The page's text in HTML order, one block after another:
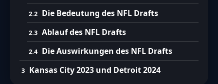
Die Bedeutung des NFL Drafts
Ablauf des NFL Drafts
Die Auswirkungen des NFL Drafts
Kansas City 2023 und Detroit 2024